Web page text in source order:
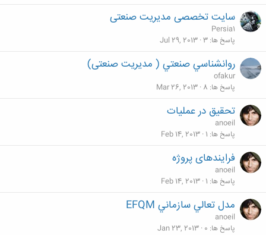
سایت تخصصی مدیریت صنعتی
Persia1
پاسخ ها 3
Jul 29, 2013
روانشناسي صنعتي ( مدیریت صنعتی)
ofakur
پاسخ ها 8
Mar 26, 2013
تحقیق در عملیات
anoeil
پاسخ ها 1
Feb 14, 2013
فرايندهای پروژه
anoeil
پاسخ ها 1
Feb 14, 2013
مدل تعالي سازماني EFQM
anoeil
پاسخ ها 0
Jan 23, 2013